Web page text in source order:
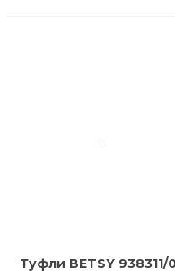
Туфли BETSY 938311/